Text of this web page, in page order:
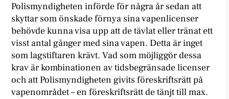
Polismyndigheten införde för några år sedan att
skyttar som önskade förnya sina vapenlicenser
behövde kunna visa upp att de tävlat eller tränat ett
visst antal gånger med sina vapen. Detta är inget
som lagstiftaren krävt. Vad som möjliggör dessa
krav är kombinationen av tidsbegränsade licenser
och att Polismyndigheten givits föreskriftsrätt på
vapenområdet – en föreskriftsrätt de tänjt till max.